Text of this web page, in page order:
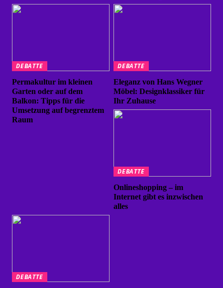
DEBATTE
Permakultur im kleinen
Garten oder auf dem
Balkon: Tipps für die
Umsetzung auf begrenztem
Raum
DEBATTE
Eleganz von Hans Wegner
Möbel: Designklassiker für
Ihr Zuhause
DEBATTE
Onlineshopping – im
Internet gibt es inzwischen
alles
DEBATTE